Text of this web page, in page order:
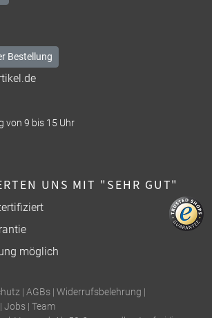
Bestellung
von 9 bis 15 Uhr
UNS MIT "SEHR GUT"
möglich
| AGBs | Widerrufsbelehrung |
| Jobs | Team